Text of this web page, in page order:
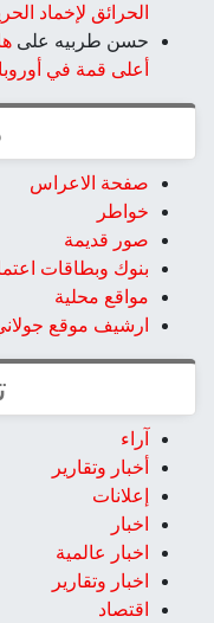
الحرائق لإخماد
حسن طربيه على
أعلى قمة في أوروبا
صفحة الاعراس
خواطر
صور قديمة
بنوك وبطاقات
مواقع محلية
ارشيف موقع جولاني
آراء
أخبار وتقارير
إعلانات
اخبار
اخبار عالمية
اخبار وتقارير
اقتصاد